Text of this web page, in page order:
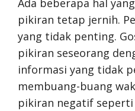
pikiran tetap jernih.
yang tidak penting.
pikiran seseorang
informasi yang tidak
membuang-buang
pikiran negatif